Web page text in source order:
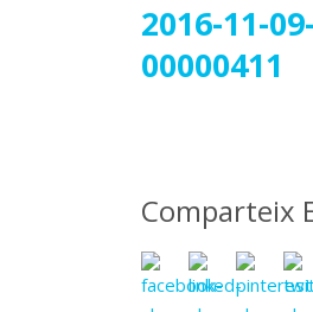
2016-11-
00000411
Comparteix